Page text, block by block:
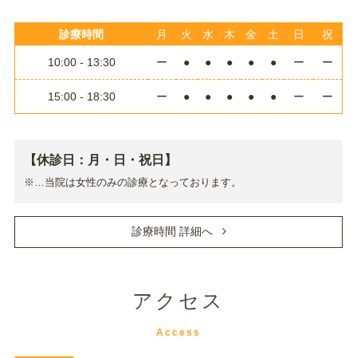
診療時間 月 火 水 木 金 土 日 祝
10:00 - 13:30 ー ● ● ● ● ● ー ー
15:00 - 18:30 ー ● ● ● ● ● ー ー
【休診日：月・日・祝日】
※…当院は女性のみの診療となっております。
診療時間 詳細へ
アクセス
Access